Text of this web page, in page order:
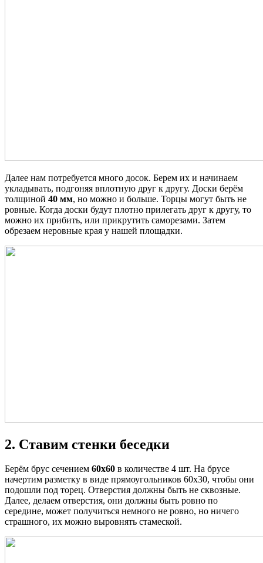
Далее нам потребуется много досок. Берем их и начинаем
укладывать, подгоняя вплотную друг к другу. Доски берём
толщиной 40 мм, но можно и больше. Торцы могут быть не
ровные. Когда доски будут плотно прилегать друг к другу, то
можно их прибить, или прикрутить саморезами. Затем
обрезаем неровные края у нашей площадки.
2. Ставим стенки беседки
Берём брус сечением 60х60 в количестве 4 шт. На брусе
начертим разметку в виде прямоугольников 60х30, чтобы они
подошли под торец. Отверстия должны быть не сквозные.
Далее, делаем отверстия, они должны быть ровно по
середине, может получиться немного не ровно, но ничего
страшного, их можно выровнять стамеской.